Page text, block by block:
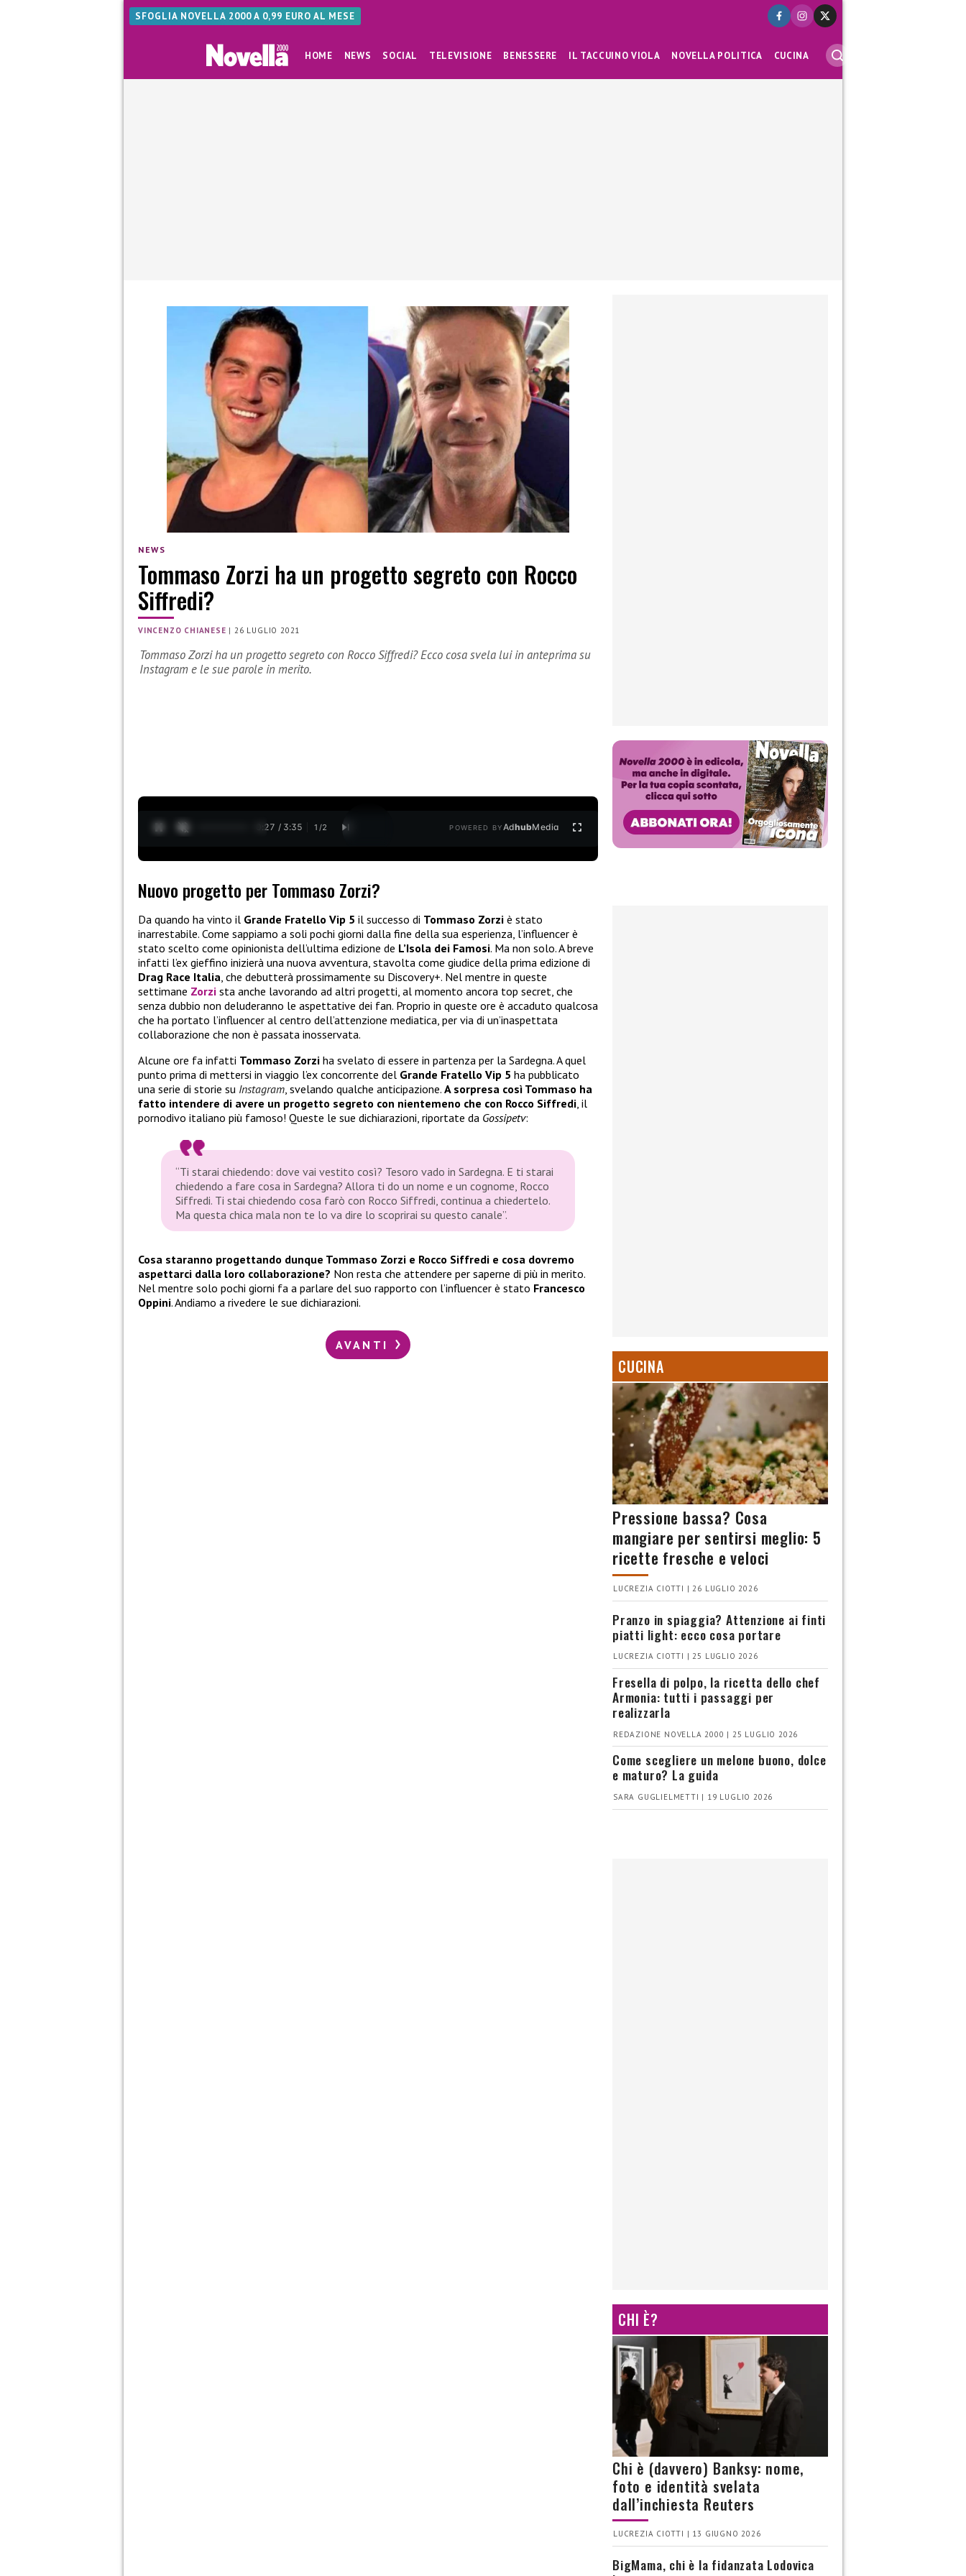
SFOGLIA NOVELLA 2000 A 0,99 EURO AL MESE
HOME NEWS SOCIAL TELEVISIONE BENESSERE IL TACCUINO VIOLA NOVELLA POLITICA CUCINA
NEWS
Tommaso Zorzi ha un progetto segreto con Rocco
Siffredi?
VINCENZO CHIANESE |26 LUGLIO 2021
Tommaso Zorzi ha un progetto segreto con Rocco Siffredi? Ecco cosa svela lui in anteprima su
Instagram e le sue parole in merito.
0:28 / 3:35 1 /2 POWERED BYAdhubMedia
Nuovo progetto per Tommaso Zorzi?
Da quando ha vinto il Grande Fratello Vip 5 il successo di Tommaso Zorzi è stato
inarrestabile. Come sappiamo a soli pochi giorni dalla fine della sua esperienza, l’influencer è
stato scelto come opinionista dell’ultima edizione de L’Isola dei Famosi. Ma non solo. A breve
infatti l’ex gieffino inizierà una nuova avventura, stavolta come giudice della prima edizione di
Drag Race Italia, che debutterà prossimamente su Discovery+. Nel mentre in queste
settimane Zorzi sta anche lavorando ad altri progetti, al momento ancora top secret, che
senza dubbio non deluderanno le aspettative dei fan. Proprio in queste ore è accaduto qualcosa
che ha portato l’influencer al centro dell’attenzione mediatica, per via di un’inaspettata
collaborazione che non è passata inosservata.
Alcune ore fa infatti Tommaso Zorzi ha svelato di essere in partenza per la Sardegna. A quel
punto prima di mettersi in viaggio l’ex concorrente del Grande Fratello Vip 5 ha pubblicato
una serie di storie su Instagram, svelando qualche anticipazione. A sorpresa così Tommaso ha
fatto intendere di avere un progetto segreto con nientemeno che con Rocco Siffredi, il
pornodivo italiano più famoso! Queste le sue dichiarazioni, riportate da Gossipetv:
“Ti starai chiedendo: dove vai vestito così? Tesoro vado in Sardegna. E ti starai
chiedendo a fare cosa in Sardegna? Allora ti do un nome e un cognome, Rocco
Siffredi. Ti stai chiedendo cosa farò con Rocco Siffredi, continua a chiedertelo.
Ma questa chica mala non te lo va dire lo scoprirai su questo canale”.
Cosa staranno progettando dunque Tommaso Zorzi e Rocco Siffredi e cosa dovremo
aspettarci dalla loro collaborazione? Non resta che attendere per saperne di più in merito.
Nel mentre solo pochi giorni fa a parlare del suo rapporto con l’influencer è stato Francesco
Oppini. Andiamo a rivedere le sue dichiarazioni.
AVANTI
CUCINA
Pressione bassa? Cosa
mangiare per sentirsi meglio: 5
ricette fresche e veloci
LUCREZIA CIOTTI | 26 LUGLIO 2026
Pranzo in spiaggia? Attenzione ai finti
piatti light: ecco cosa portare
LUCREZIA CIOTTI | 25 LUGLIO 2026
Fresella di polpo, la ricetta dello chef
Armonia: tutti i passaggi per
realizzarla
REDAZIONE NOVELLA 2000 | 25 LUGLIO 2026
Come scegliere un melone buono, dolce
e maturo? La guida
SARA GUGLIELMETTI | 19 LUGLIO 2026
CHI È?
Chi è (davvero) Banksy: nome,
foto e identità svelata
dall’inchiesta Reuters
LUCREZIA CIOTTI | 13 GIUGNO 2026
BigMama, chi è la fidanzata Lodovica